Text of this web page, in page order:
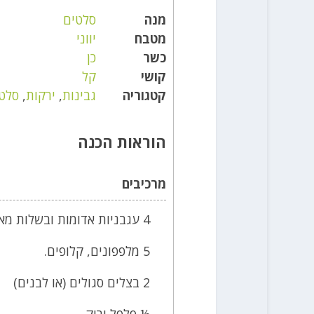
מנה
סלטים
מטבח
יווני
כשר
כן
קושי
קל
קטגוריה
גבינות, ירקות,
הוראות הכנה
מרכיבים
4 עגבניות אדומות ובשלות מאד
5 מלפפונים, קלופים.
2 בצלים סגולים (או לבנים)